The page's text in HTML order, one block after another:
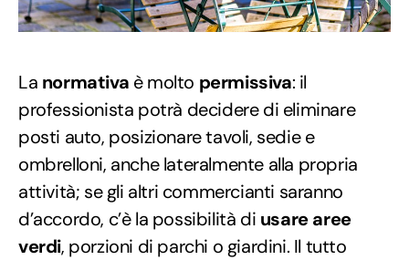
La normativa è molto permissiva: il
professionista potrà decidere di eliminare
posti auto, posizionare tavoli, sedie e
ombrelloni, anche lateralmente alla propria
attività; se gli altri commercianti saranno
d’accordo, c’è la possibilità di usare aree
verdi, porzioni di parchi o giardini. Il tutto